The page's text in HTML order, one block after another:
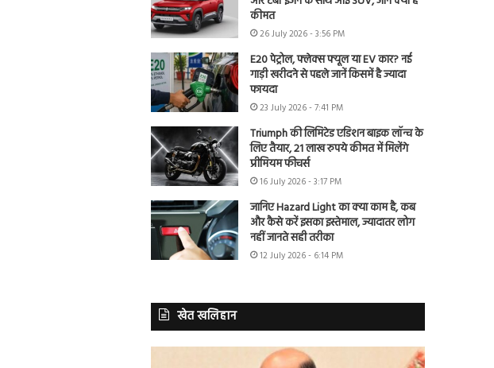
कीमत
26 July 2026 - 3:56 PM
E20 पेट्रोल, फ्लेक्स फ्यूल या EV कार? नई
गाड़ी खरीदने से पहले जानें किसमें है ज्यादा
फायदा
23 July 2026 - 7:41 PM
Triumph की लिमिटेड एडिशन बाइक लॉन्च के
लिए तैयार, 21 लाख रुपये कीमत में मिलेंगे
प्रीमियम फीचर्स
16 July 2026 - 3:17 PM
जानिए Hazard Light का क्या काम है, कब
और कैसे करें इसका इस्तेमाल, ज्यादातर लोग
नहीं जानते सही तरीका
12 July 2026 - 6:14 PM
खेत खलिहान